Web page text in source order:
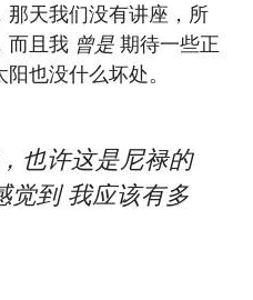
天我们没有讲座，所
而且我 曾是 期待一些正
也没什么坏处。
也许这是尼禄的
觉到 我应该有多